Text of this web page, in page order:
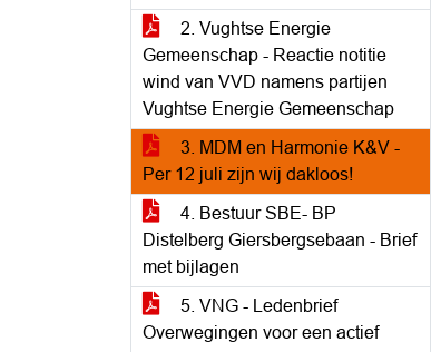
2. Vughtse Energie
Gemeenschap - Reactie notitie
wind van VVD namens partijen
Vughtse Energie Gemeenschap
3. MDM en Harmonie K&V -
Per 12 juli zijn wij dakloos!
4. Bestuur SBE- BP
Distelberg Giersbergsebaan - Brief
met bijlagen
5. VNG - Ledenbrief
Overwegingen voor een actief